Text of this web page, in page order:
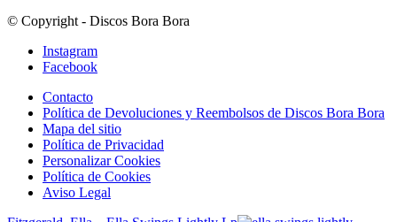
© Copyright - Discos Bora Bora
Instagram
Facebook
Contacto
Política de Devoluciones y Reembolsos de Discos Bora Bora
Mapa del sitio
Política de Privacidad
Personalizar Cookies
Política de Cookies
Aviso Legal